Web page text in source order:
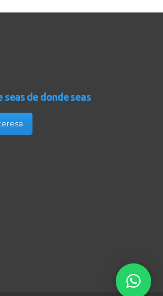
de donde seas